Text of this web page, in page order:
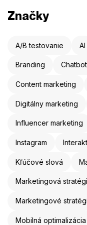
Značky
A/B testovanie AI
Branding
Content marketing
Digitálny marketing
Influencer marketing
Instagram
Kľúčové slová
Marketingová
Marketingové
Mobilná optimalizácia